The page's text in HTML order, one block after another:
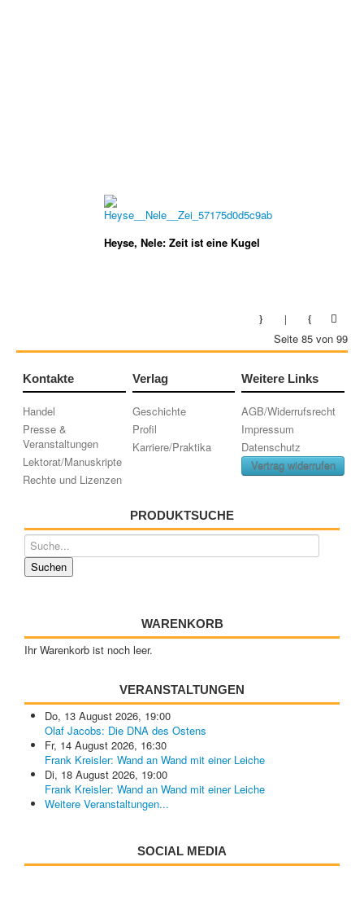
Heyse, Nele: Zeit ist eine Kugel
Seite 85 von 99
Kontakte
Handel
Presse &
Veranstaltungen
Lektorat/Manuskripte
Rechte und Lizenzen
Verlag
Geschichte
Profil
Karriere/Praktika
Weitere Links
AGB/Widerrufsrecht
Impressum
Datenschutz
Vertrag widerrufen
PRODUKTSUCHE
WARENKORB
Ihr Warenkorb ist noch leer.
VERANSTALTUNGEN
Do, 13 August 2026, 19:00
Olaf Jacobs: Die DNA des Ostens
Fr, 14 August 2026, 16:30
Frank Kreisler: Wand an Wand mit einer Leiche
Di, 18 August 2026, 19:00
Frank Kreisler: Wand an Wand mit einer Leiche
Weitere Veranstaltungen...
SOCIAL MEDIA